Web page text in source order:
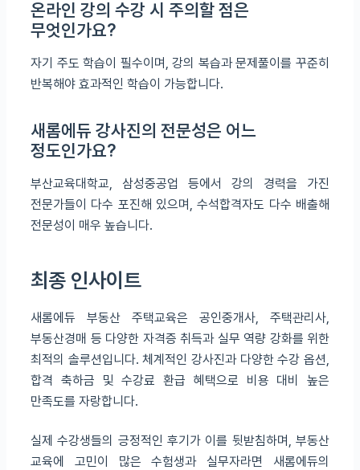
온라인 강의 수강 시 주의할 점은
무엇인가요?
자기 주도 학습이 필수이며, 강의 복습과 문제풀이를 꾸준히
반복해야 효과적인 학습이 가능합니다.
새롬에듀 강사진의 전문성은 어느
정도인가요?
부산교육대학교, 삼성중공업 등에서 강의 경력을 가진
전문가들이 다수 포진해 있으며, 수석합격자도 다수 배출해
전문성이 매우 높습니다.
최종 인사이트
새롬에듀 부동산 주택교육은 공인중개사, 주택관리사,
부동산경매 등 다양한 자격증 취득과 실무 역량 강화를 위한
최적의 솔루션입니다. 체계적인 강사진과 다양한 수강 옵션,
합격 축하금 및 수강료 환급 혜택으로 비용 대비 높은
만족도를 자랑합니다.
실제 수강생들의 긍정적인 후기가 이를 뒷받침하며, 부동산
교육에 고민이 많은 수험생과 실무자라면 새롬에듀의